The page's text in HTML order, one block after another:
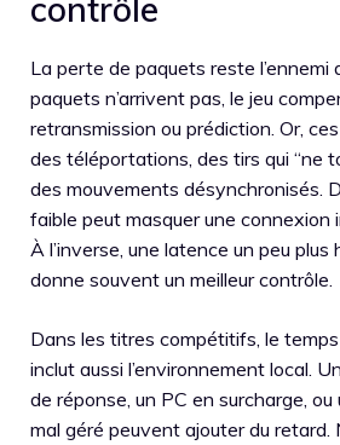
contrôle
La perte de paquets reste l’ennemi
paquets n’arrivent pas, le jeu
retransmission ou prédiction. Or,
des téléportations, des tirs qui “ne
des mouvements désynchronisés.
faible peut masquer une connexion
À l’inverse, une latence un peu plus
donne souvent un meilleur contrôle.
Dans les titres compétitifs, le
inclut aussi l’environnement local.
de réponse, un PC en surcharge,
mal géré peuvent ajouter du retard.